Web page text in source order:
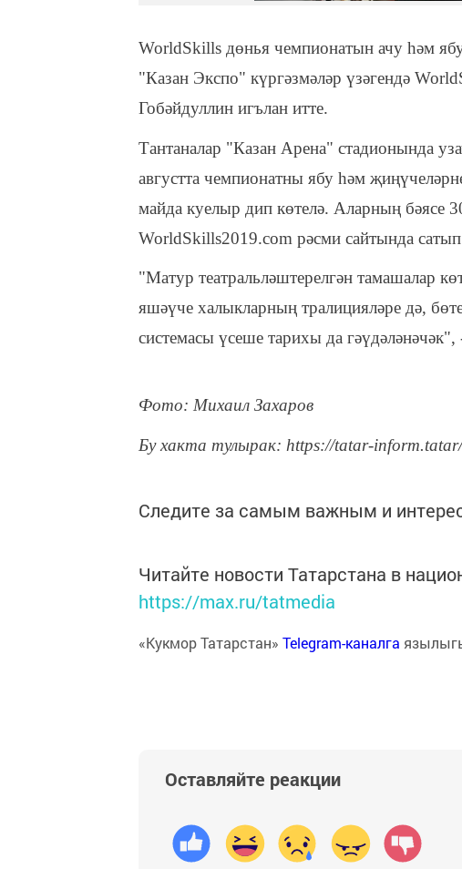
WorldSkills дөнья чемпионатын ачу һәм
"Казан Экспо" күргәзмәләр үзәгендә
Гобәйдуллин игълан итте.
Тантаналар "Казан Арена" стадионында
августта чемпионатны ябу һәм
майда куелыр дип көтелә. Аларның бәясе
WorldSkills2019.com рәсми сайтында
"Матур театральләштерелгән тамашалар
яшәүче халыкларның тралицияләре дә,
системасы үсеше тарихы да
Фото: Михаил Захаров
Бу хакта тулырак: https://tatar-
Следите за самым важным и
Читайте новости Татарстана в
https://max.ru/tatmedia
«Кукмор Татарстан» Telegram-каналга
Оставляйте реакции